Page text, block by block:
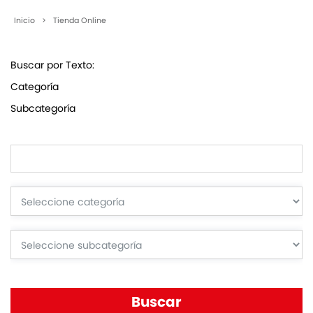
Inicio > Tienda Online
Buscar por Texto:
Categoría
Subcategoría